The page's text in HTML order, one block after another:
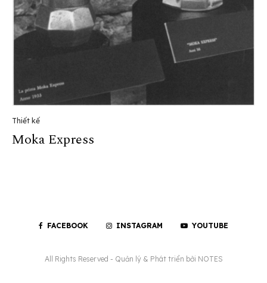
Thiết kế
Moka Express
FACEBOOK INSTAGRAM YOUTUBE
All Rights Reserved - Quản lý & Phát triển bởi NOTES